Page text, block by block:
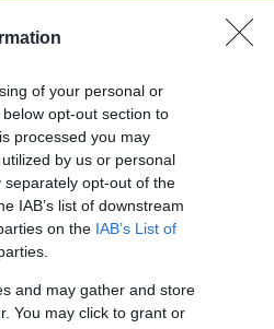
of your personal or
opt-out section to
processed you may
by us or personal
opt-out of the
IAB’s list of downstream
on the IAB’s List of
and may gather and store
You may click to grant or
DELA PÅ X